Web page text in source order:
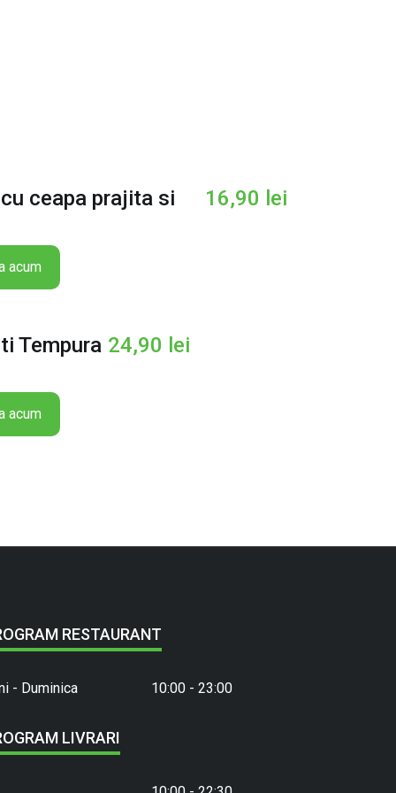
ceapa prajita si 16,90 lei
acum
Tempura 24,90 lei
acum
RESTAURANT
- Duminica 10:00 - 23:00
LIVRARI